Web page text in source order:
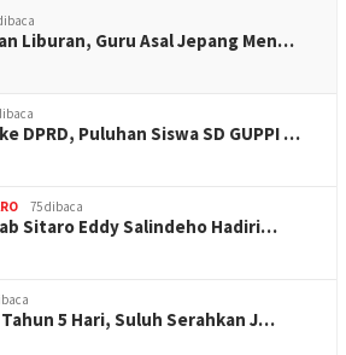
Liburan, Guru Asal Jepang Men…
DPRD, Puluhan Siswa SD GUPPI …
75 dibaca
Sitaro Eddy Salindeho Hadiri…
5 Hari, Suluh Serahkan J…